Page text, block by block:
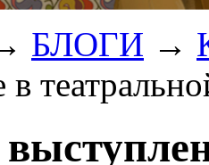
БЛОГИ →
в